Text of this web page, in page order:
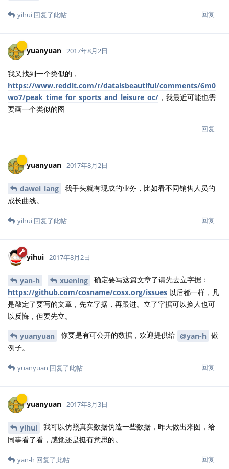
回复
yihui 回复了此帖
yuanyuan 2017年8月2日
我又找到一个类似的，
https://www.reddit.com/r/dataisbeautiful/comments/6m0
wo7/peak_time_for_sports_and_leisure_oc/ ，我最近可能也需
要画一个类似的图
回复
yuanyuan 2017年8月2日
dawei_lang
我手头就有现成的业务，比如看不同销售人员的
成长曲线。
回复
yihui 回复了此帖
yihui 2017年8月2日
yan-h xuening
确定要写这篇文章了请先去立字据：
https://github.com/cosname/cosx.org/issues 以后都一样，凡
是敲定了要写的文章，先立字据，再跟进。立了字据可以换人也可
以反悔，但要先立。
yuanyuan 你要是有可公开的数据，欢迎提供给 @yan-h 做
例子。
回复
yuanyuan 回复了此帖
yuanyuan 2017年8月3日
yihui
我可以仿照真实数据伪造一些数据，昨天做出来图，给
同事看了看，感觉还是挺有意思的。
回复
yan-h 回复了此帖